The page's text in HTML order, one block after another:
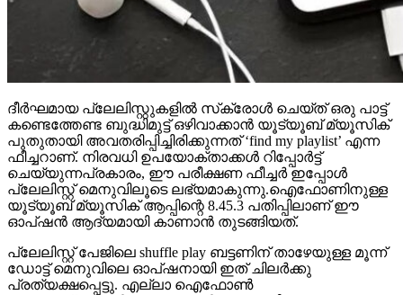
ദീര്‍ഘമായ പ്ലേലിസ്റ്റുകളില്‍ സ്‌ക്രോള്‍ ചെയ്ത് ഒരു പാട്ട്
കണ്ടെത്തേണ്ട ബുദ്ധിമുട്ട് ഒഴിവാക്കാന്‍ യൂട്യൂബ് മ്യൂസിക്
പുതുതായി അവതരിപ്പിച്ചിരിക്കുന്നത് ‘find my playlist’ എന്ന
ചെയ്യുന്നപ്രകാരം, ഈ പരീക്ഷണ ഫീച്ചര്‍ ഇപ്പോള്‍
പ്ലേലിസ്റ്റ് മെനുവിലൂടെ ലഭ്യമാകുന്നു.ഐഫോണിനുള്ള
യൂട്യൂബ് മ്യൂസിക് ആപ്പിന്റെ 8.45.3 പതിപ്പിലാണ് ഈ
ഓപ്ഷന്‍ ആദ്യമായി കാണാന്‍ തുടങ്ങിയത്.
പ്ലേലിസ്റ്റ് പേജിലെ shuffle play ബട്ടണിന് താഴേയുള്ള മൂന്ന്
ഡോട്ട് മെനുവിലെ ഓപ്ഷനായി ഇത് ചിലര്‍ക്കു
പ്രത്യക്ഷപ്പെട്ടു. എല്ലാ ഐഫോണ്‍
ലഭ്യമല്ല അതായത് ഏറ്റവും പുതിയ പതിപ്പ് ഇന്‍സ്റ്റാള്‍
ചെയ്താലും ചില അക്കൗണ്ടുകള്‍ക്കാണ് ആദ്യഘട്ടത്തില്‍
ആക്‌സസ്. പാട്ടുകളുടെ പേരുവഴി പ്ലേലിസ്റ്റിനുള്ളില്‍